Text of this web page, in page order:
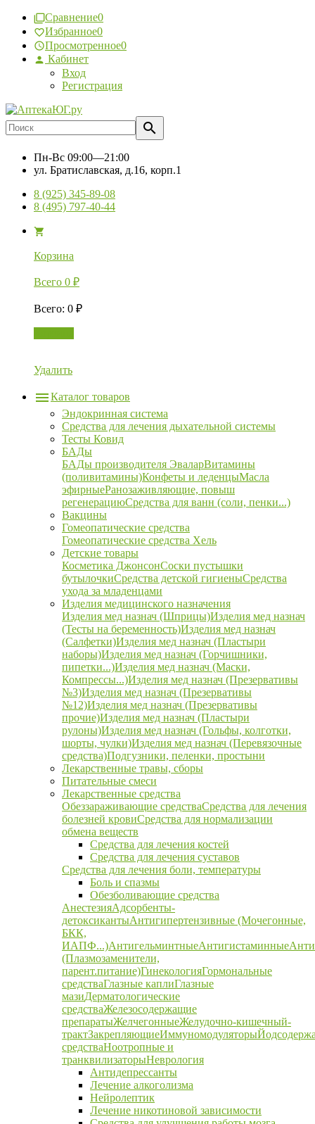
Сравнение0
Избранное0
Просмотренное0
Кабинет
Вход
Регистрация
Пн-Вс 09:00—21:00
ул. Братиславская, д.16, корп.1
8 (925) 345-89-08
8 (495) 797-40-44
Корзина
Всего 0 ₽
Всего: 0 ₽
Удалить
Каталог товаров
Эндокринная система
Средства для лечения дыхательной системы
Тесты Ковид
БАДы
БАДы производителя ЭваларВитамины
(поливитамины)Конфеты и леденцыМасла
эфирныеРанозаживляющие, повыш
регенерациюСредства для ванн (соли, пенки...)
Вакцины
Гомеопатические средства
Гомеопатические средства Хель
Детские товары
Косметика ДжонсонСоски пустышки
бутылочкиСредства детской гигиеныСредства
ухода за младенцами
Изделия медицинского назначения
Изделия мед назнач (Шприцы)Изделия мед назнач
(Тесты на беременность)Изделия мед назнач
(Салфетки)Изделия мед назнач (Пластыри
наборы)Изделия мед назнач (Горчишники,
пипетки...)Изделия мед назнач (Маски,
Компрессы...)Изделия мед назнач (Презервативы
№3)Изделия мед назнач (Презервативы
№12)Изделия мед назнач (Презервативы
прочие)Изделия мед назнач (Пластыри
рулоны)Изделия мед назнач (Гольфы, колготки,
шорты, чулки)Изделия мед назнач (Перевязочные
средства)Подгузники, пеленки, простыни
Лекарственные травы, сборы
Питательные смеси
Лекарственные средства
Обеззараживающие средстваСредства для лечения
болезней кровиСредства для нормализации
обмена веществ
Средства для лечения костей
Средства для лечения суставов
Средства для лечения боли, температуры
Боль и спазмы
Обезболивающие средства
АнестезияАдсорбенты-
детоксикантыАнтигипертензивные (Мочегонные,
БКК,
ИАПФ...)АнтигельминтныеАнтигистаминные
(Плазмозаменители,
парент.питание)ГинекологияГормональные
средстваГлазные каплиГлазные
мазиДерматологические
средстваЖелезосодержащие
препаратыЖелчегонныеЖелудочно-кишечный-
трактЗакрепляющиеИммуномодуляторы
средстваНоотропные и
транквилизаторыНеврология
Антидепрессанты
Лечение алкоголизма
Нейролептик
Лечение никотиновой зависимости